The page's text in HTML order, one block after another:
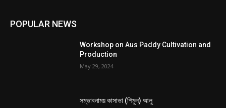
POPULAR NEWS
Workshop on Aus Paddy Cultivation and
Production
May 29, 2024
সম্ভাবনাময় কাসাভা (শিমুল) আলু